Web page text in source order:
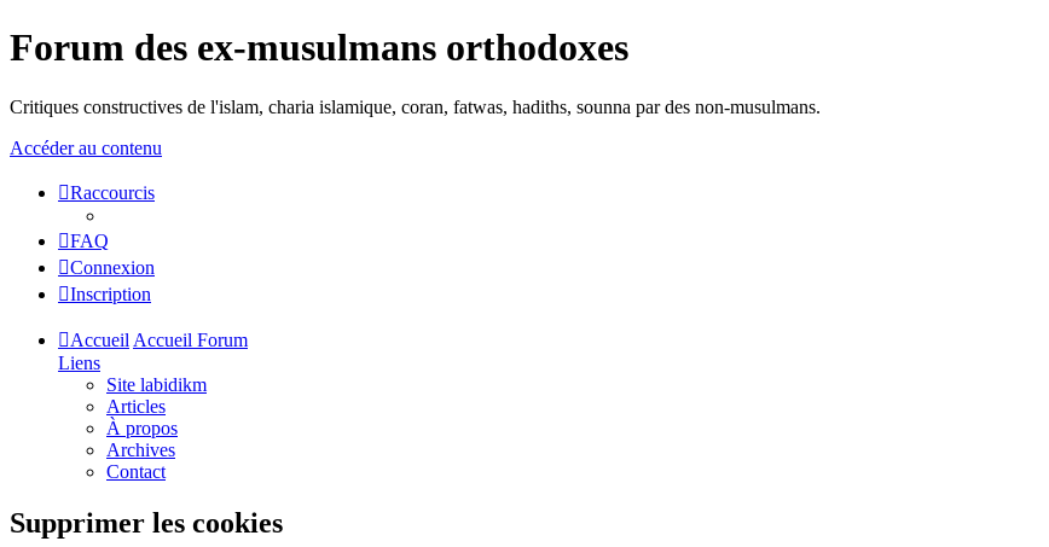
Forum des ex-musulmans orthodoxes
Critiques constructives de l'islam, charia islamique, coran, fatwas, hadiths, sounna par des non-musulmans.
Accéder au contenu
Raccourcis
FAQ
Connexion
Inscription
Accueil Accueil Forum
Liens
Site labidikm
Articles
À propos
Archives
Contact
Supprimer les cookies